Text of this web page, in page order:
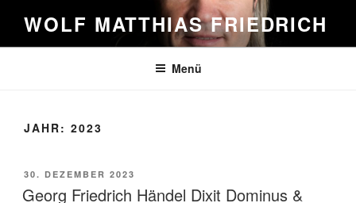
Inhalt
springen
WOLF MATTHIAS FRIEDRICH
Menü
JAHR: 2023
VERÖFFENTLICHT
AM
30. DEZEMBER 2023
Georg Friedrich Händel Dixit Dominus &